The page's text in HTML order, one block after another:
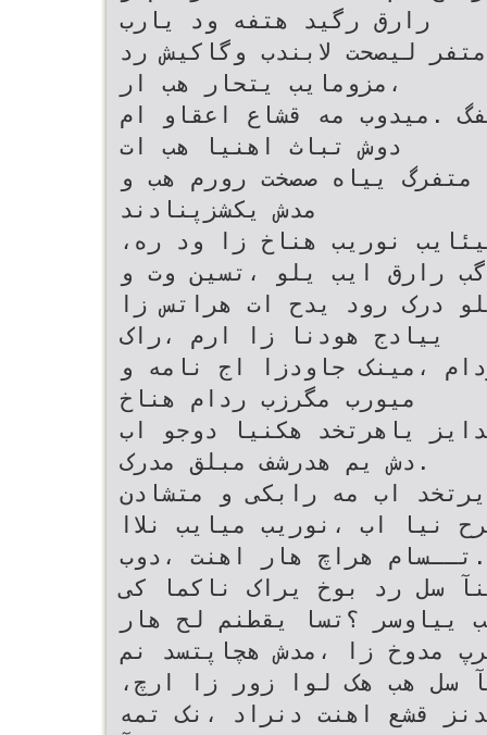
رارق رگید هتفه ود یارب
لیصحت لابندب وگاکیش رد
،مزومایب یتحار هب ار
.میدوب مه قشاع اعقاو ام
دوش تباث اهنیا هب ات
ییاه صصخت رورم هب و
مدش یکشزپنادند
،زیربت هب سوبوتا اب و میئایب نوریب هناخ زا ود ره
رارق ایب یلو ،تسین وت و
درک رود یدح ات هراتس زا
ییادج هودنا زا ارم ،راک
،مینک جاودزا اج نامه و
میورب مگرزب ردام هناخ
یاهرتخد هکنیا دوجو اب
.دش یم هدرشف مبلق مدرک
یرتخد اب مه رابکی و متشادن
نیا اب ،نوریب میایب نلاا
هراچ هار اهنت ،دوب
سل رد بوخ یراک ناکما کی
ییاوسر ؟تسا یقطنم لح هار
مدوخ زا ،مدش هچاپتسد نم
،مدوب ناجیه راچد ،مدمآ سلجنآ سل هب هک لوا زور زا ارچ
قشع اهنت دنراد ،نک تمه